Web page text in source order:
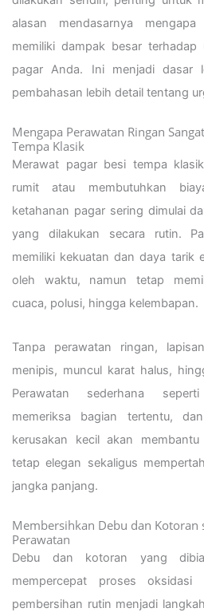
alasan mendasarnya
memiliki dampak besar
pagar Anda. Ini menjadi dasar
pembahasan lebih detail tentang
Mengapa Perawatan Ringan
Tempa Klasik
Merawat pagar besi tempa
rumit atau membutuhkan
ketahanan pagar sering dimulai
yang dilakukan secara rutin.
memiliki kekuatan dan daya tarik
oleh waktu, namun tetap
cuaca, polusi, hingga kelembapan.
Tanpa perawatan ringan,
menipis, muncul karat halus,
Perawatan sederhana
memeriksa bagian tertentu,
kerusakan kecil akan
tetap elegan sekaligus
jangka panjang.
Membersihkan Debu dan Kotoran
Perawatan
Debu dan kotoran yang
mempercepat proses
pembersihan rutin menjadi